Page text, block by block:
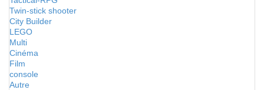
Twin-stick shooter
City Builder
LEGO
Multi
Cinéma
Film
console
Autre